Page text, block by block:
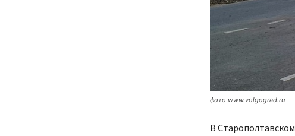
фото www.volgograd.ru
В